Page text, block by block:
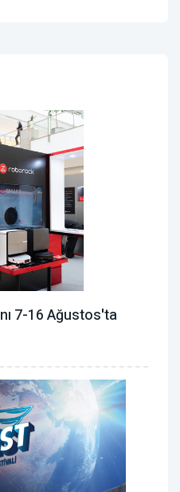
7-16 Ağustos'ta